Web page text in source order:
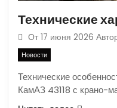
От 17 июня 2026
Новости
Технические
КамАЗ 43118 с крано-